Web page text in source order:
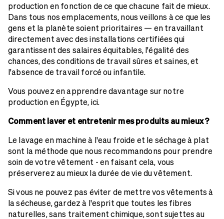
production en fonction de ce que chacune fait de mieux.
Dans tous nos emplacements, nous veillons à ce que les
gens et la planète soient prioritaires — en travaillant
directement avec des installations certifiées qui
garantissent des salaires équitables, l'égalité des
chances, des conditions de travail sûres et saines, et
l'absence de travail forcé ou infantile.
Vous pouvez en apprendre davantage sur notre
production en Égypte, ici.
Comment laver et entretenir mes produits au mieux ?
Le lavage en machine à l'eau froide et le séchage à plat
sont la méthode que nous recommandons pour prendre
soin de votre vêtement - en faisant cela, vous
préserverez au mieux la durée de vie du vêtement.
Si vous ne pouvez pas éviter de mettre vos vêtements à
la sécheuse, gardez à l'esprit que toutes les fibres
naturelles, sans traitement chimique, sont sujettes au